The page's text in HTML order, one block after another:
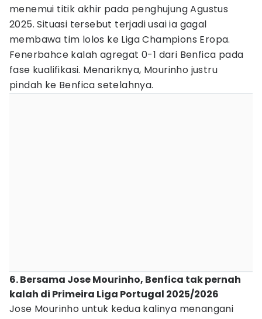
menemui titik akhir pada penghujung Agustus
2025. Situasi tersebut terjadi usai ia gagal
membawa tim lolos ke Liga Champions Eropa.
Fenerbahce kalah agregat 0-1 dari Benfica pada
fase kualifikasi. Menariknya, Mourinho justru
pindah ke Benfica setelahnya.
6. Bersama Jose Mourinho, Benfica tak pernah
kalah di Primeira Liga Portugal 2025/2026
Jose Mourinho untuk kedua kalinya menangani